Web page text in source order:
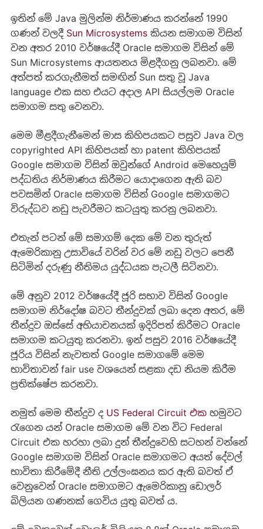
ඉතින් මේ Java මුලින්ම නිර්මාණය කරන්නේ 1990
ගණන් වලදී Sun Microsystemsකියන සමාගම විසින්
වන අතර 2010 වර්ෂයේදී Oracle සමාගම විසින් මේ
Sun Microsystems ආයතනය මිළදීගනු ලබනවා. මේ
අත්පත් කරගැනීමත් සමඟින් Sun සතු වූ Java
language එක සහ එයට අදාල API සියල්ලම Oracle
සමාගම සතු වෙනවා.
මෙම මීළදීගැනීමෙන් මාස කිහිපයකට පසුව Java වල
copyrighted API කිහිපයක් හා patent කිහිපයක්
Google සමාගම විසින් ඔවුන්ගේ Android මෙහෙයුම්
පද්ධතිය නිර්මාණය කිරීමට යොදාගෙන ඇති බව
පවසමින් Oracle සමාගම විසින් Google සමාගමට
විරුද්ධව නඩු පැවරීමට කටයුතු කරනු ලබනවා.
එතැන් පටන් මේ සමාගම් දෙක මේ වන තුරුත්
ඇමෙරිකානු උසාවියේ වරින් වර මේ නඩු වලට පෙනී
සිටිමින් දරුණු නීතිමය යුද්ධයක පැටලී සිටිනවා.
මේ අනුව 2012 වර්ෂයේදී ජූරි සභාව විසින් Google
සමාගම නිර්දෝෂ බවට තීන්දුවක් ලබා දෙන අතර, මේ
තීන්දුව ඔස්සේ අභියාචනයක් ඉදිරිපත් කිරීමට Oracle
සමාගම කටයුතු කරනවා. ඉන් පසුව 2016 වර්ෂයේදී
ජූරිය විසින් නැවතත් Google සමාගමේ මෙම
භාවිතාවන් fair use වශයෙන් සළකා දඩ නියම කිරීම
ප්‍රතික්ෂේප කරනවා.
නමුත් මෙම තීන්දුව ද US Federal Circuit එකහමුවට
රැගෙන යන් Oracle සමාගම මේ වන විට Federal
Circuit එක හරහා ලබා දුන් තීන්දුවෙහි සටහන් වන්නේ
Google සමාගම විසින් Oracle සමාගමට අයත් දේවල්
භාවිතා කිරීමේදී නීති උල්ලංඝනය කර ඇති බවත් ඒ
වෙනුවෙන් Oracle සමාගමට ඇමෙරිකානු ඩොලර්
බිලියන ගණනක් ගෙවිය යුතු බවත් ය.